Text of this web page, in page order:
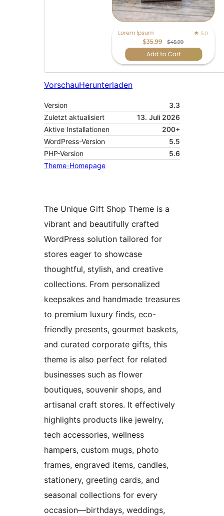
VorschauHerunterladen
Version
3.3
Zuletzt aktualisiert
13. Juli 2026
Aktive Installationen
200+
WordPress-Version
5.5
PHP-Version
5.6
Theme-Homepage
The Unique Gift Shop Theme is a
vibrant and beautifully crafted
WordPress solution tailored for
stores eager to showcase
thoughtful, stylish, and creative
collections. From personalized
keepsakes and handmade treasures
to premium luxury finds, eco-
friendly presents, gourmet baskets,
and curated corporate gifts, this
theme is also perfect for related
businesses such as flower
boutiques, souvenir shops, and
artisanal craft stores. It effectively
highlights products like jewelry,
tech accessories, wellness
hampers, custom mugs, photo
frames, engraved items, candles,
stationery, greeting cards, and
seasonal collections for every
occasion—birthdays, weddings,